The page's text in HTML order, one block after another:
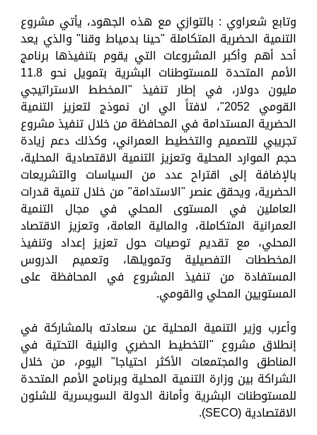
وتابع شعراوي : بالتوازي مع هذه الجهود، يأتي مشروع
التنمية الحضرية المتكاملة "حينا بدمياط وقنا" والذي يعد
أحد أهم وأكبر المشروعات التي يقوم بتنفيذها برنامج
الأمم المتحدة للمستوطنات البشرية بتمويل نحو 11.8
مليون دولار، في إطار تنفيذ "المخطط الاستراتيجي
القومي 2052"، لافتاً الي ان نموذج لتعزيز التنمية
الحضرية المستدامة في المحافظة من خلال تنفيذ مشروع
تجريبي للتصميم والتخطيط العمراني، وكذلك دعم زيادة
حجم الموارد المحلية وتعزيز التنمية الاقتصادية المحلية،
بالإضافة إلى اقتراح عدد من السياسات والتشريعات
الحضرية، ويحقق عنصر "الاستدامة" من خلال تنمية قدرات
العاملين في المستوى المحلي في مجال التنمية
العمرانية المتكاملة، والمالية العامة، وتعزيز الاقتصاد
المحلي، مع تقديم توصيات حول تعزيز إعداد وتنفيذ
المخططات التفصيلية وتمويلها، وتعميم الدروس
المستفادة من تنفيذ المشروع في المحافظة على
المستويين المحلي والقومي.
وأعرب وزير التنمية المحلية عن سعادته بالمشاركة في
إنطلاق مشروع "التخطيط الحضري والبنية التحتية في
المناطق والمجتمعات الأكثر احتياجا" اليوم، من خلال
الشراكة بين وزارة التنمية المحلية وبرنامج الأمم المتحدة
للمستوطنات البشرية وأمانة الدولة السويسرية للشئون
الاقتصادية (SECO).